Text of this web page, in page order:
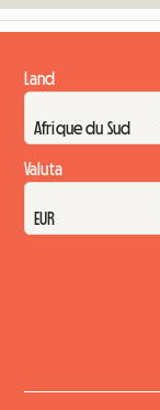
Land
Valuta